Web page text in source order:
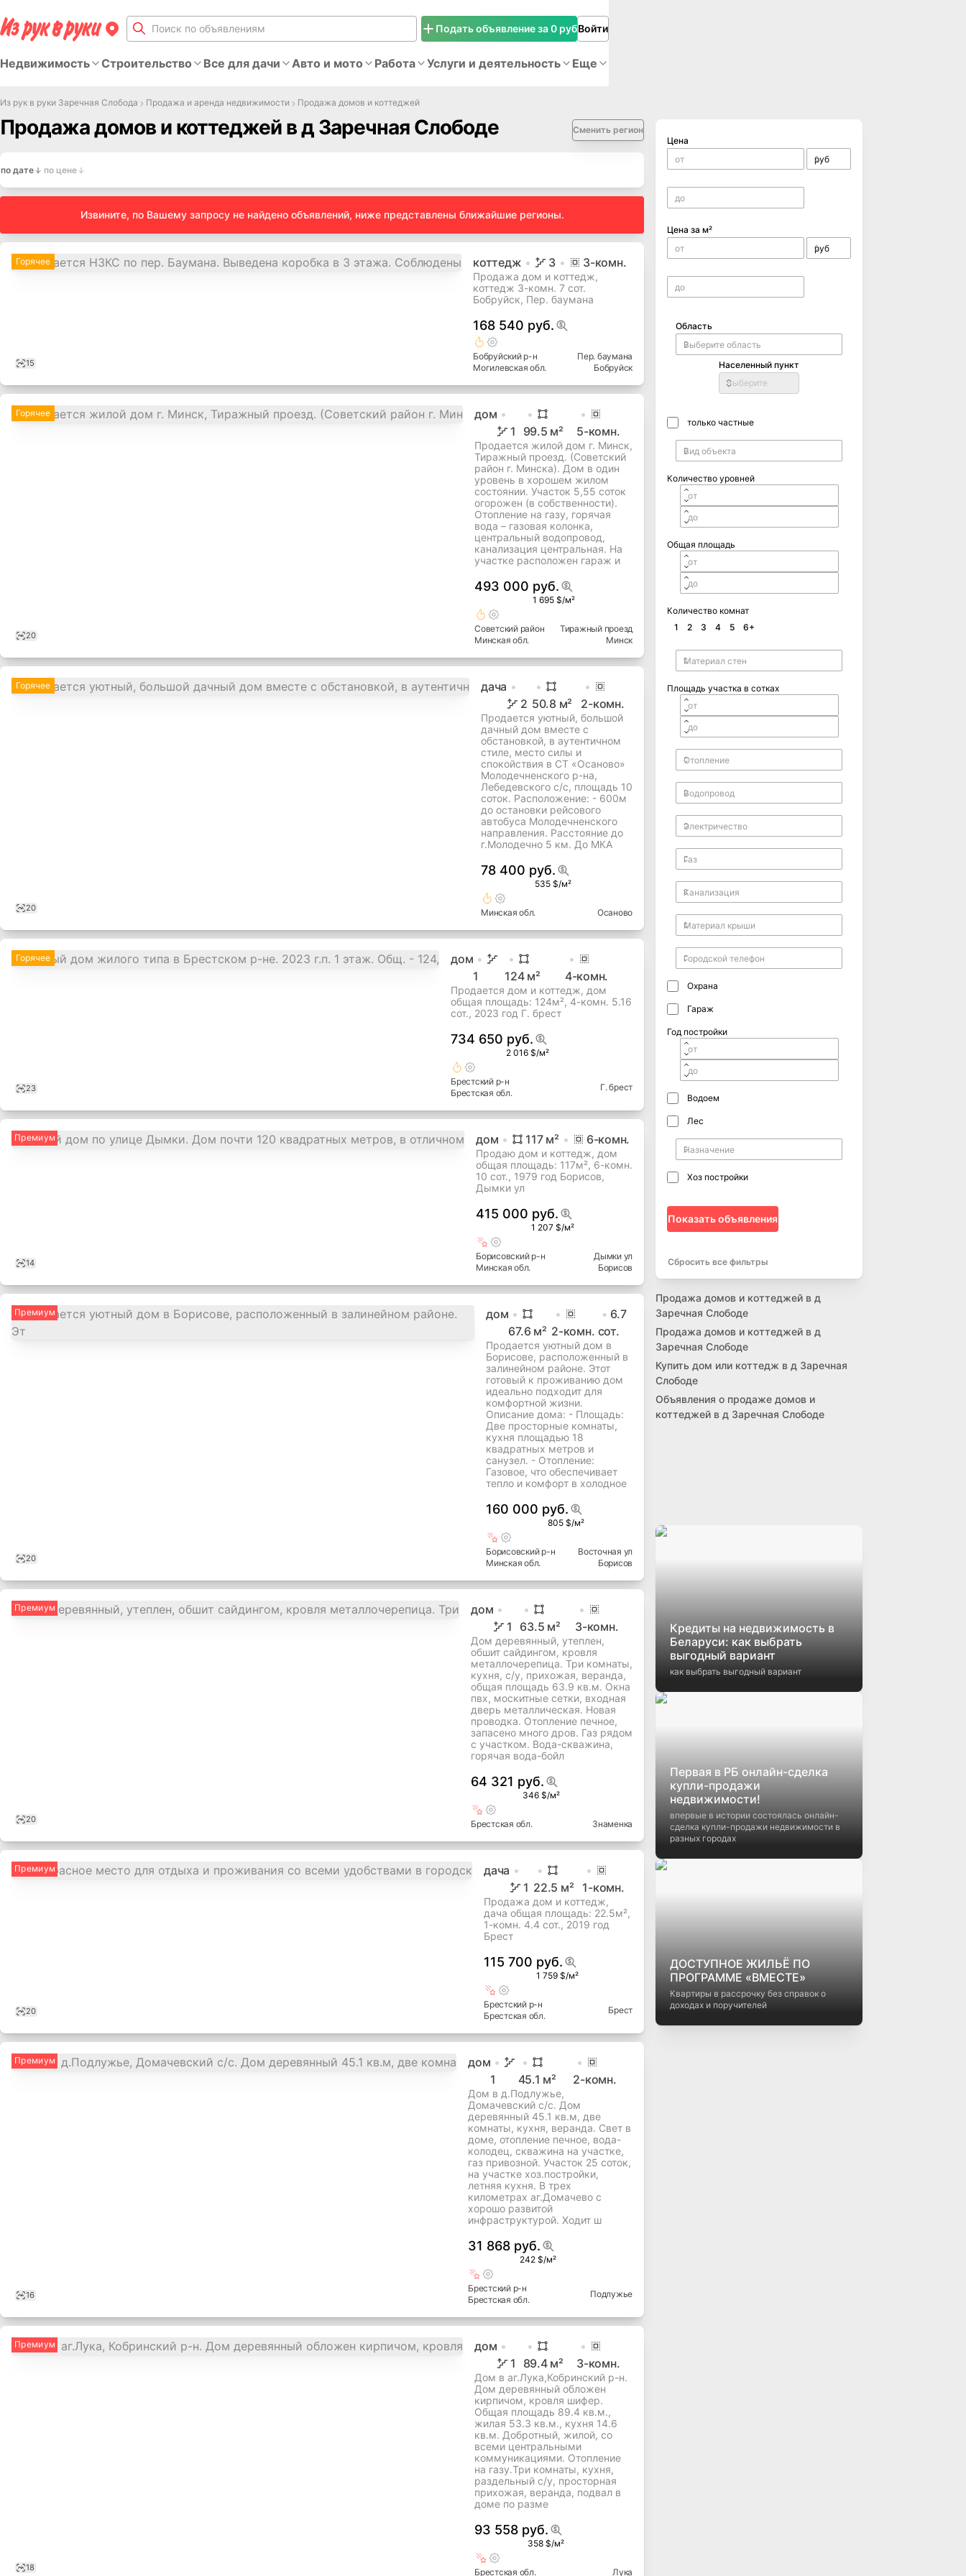
Подать объявление за 0 рубВойти
Недвижимость Строительство Все для дачи Авто и мото Работа Услуги и деятельность Еще
Из рук в руки Заречная Слобода Продажа и аренда недвижимости Продажа домов и коттеджей
Продажа домов и коттеджей в д Заречная Слободе Сменить регион
по дате по цене
Извините, по Вашему запросу не найдено объявлений, ниже представлены ближайшие регионы.
15
Горячее коттедж 3 3-комн.
Продажа дом и коттедж,
коттедж 3-комн. 7 сот.
Бобруйск, Пер. баумана
168 540 руб.
Бобруйскийр-н
Могилевская обл.
Пер. баумана
Бобруйск
20
Горячее
дом
1
99.5 м² 5-комн.
Продается жилой дом г. Минск,
Тиражный проезд. (Советский
район г. Минска). Дом в один
уровень в хорошем жилом
состоянии. Участок 5,55 соток
огорожен (в собственности).
Отопление на газу, горячая
вода – газовая колонка,
центральный водопровод,
канализация центральная. На
участке расположен гараж и
493 000 руб.
1 695 $/м²
Советскийрайон
Минская обл.
Тиражный проезд
Минск
20
Горячее
дача
2 50.8 м² 2-комн.
Продается уютный, большой
дачный дом вместе с
обстановкой, в аутентичном
стиле, место силы и
спокойствия в СТ «Осаново»
Молодечненского р-на,
Лебедевского с/с, площадь 10
соток. Расположение: - 600м
до остановки рейсового
автобуса Молодечненского
направления. Расстояние до
г.Молодечно 5 км. До МКА
78 400 руб.
535 $/м²
Минская обл. Осаново
23
Горячее
дом
1
124м² 4-комн.
Продается дом и коттедж, дом
общая площадь: 124м², 4-комн. 5.16
сот., 2023 год Г. брест
734 650 руб.
2 016 $/м²
Брестский р-н
Брестская обл.
Г. брест
14
Премиум дом 117м² 6-комн.
Продаю дом и коттедж, дом
общая площадь: 117м², 6-комн.
10 сот., 1979 год Борисов,
Дымки ул
415 000 руб.
1 207 $/м²
Борисовскийр-н
Минская обл.
Дымки ул
Борисов
20
Премиум
дом
67.6м² 2-комн.
6.7
сот.
Продается уютный дом в
Борисове, расположенный в
залинейном районе. Этот
готовый к проживанию дом
идеально подходит для
комфортной жизни.
Описание дома: - Площадь:
Две просторные комнаты,
кухня площадью 18
квадратных метров и
санузел. - Отопление:
Газовое, что обеспечивает
тепло и комфорт в холодное
160 000 руб.
805 $/м²
Борисовскийр-н
Минская обл.
Восточная ул
Борисов
20
Премиум
дом
1
63.5 м² 3-комн.
Дом деревянный, утеплен,
обшит сайдингом, кровля
металлочерепица. Три комнаты,
кухня, с/у, прихожая, веранда,
общая площадь 63.9 кв.м. Окна
пвх, москитные сетки, входная
дверь металлическая. Новая
проводка. Отопление печное,
запасено много дров. Газ рядом
с участком. Вода-скважина,
горячая вода-бойл
64 321 руб.
346 $/м²
Брестская обл. Знаменка
20
Премиум
дача
1 22.5 м² 1-комн.
Продажа дом и коттедж,
дача общая площадь: 22.5м²,
1-комн. 4.4 сот., 2019 год
Брест
115 700 руб.
1 759 $/м²
Брестскийр-н
Брестская обл.
Брест
16
Премиум
дом
1
45.1 м² 2-комн.
Дом в д.Подлужье,
Домачевский с/с. Дом
деревянный 45.1 кв.м, две
комнаты, кухня, веранда. Свет в
доме, отопление печное, вода-
колодец, скважина на участке,
газ привозной. Участок 25 соток,
на участке хоз.постройки,
летняя кухня. В трех
километрах аг.Домачево с
хорошо развитой
инфраструктурой. Ходит ш
31 868 руб.
242 $/м²
Брестскийр-н
Брестская обл.
Подлужье
18
Премиум
дом
1
89.4м² 3-комн.
Дом в аг.Лука,Кобринский р-н.
Дом деревянный обложен
кирпичом, кровля шифер.
Общая площадь 89.4 кв.м.,
жилая 53.3 кв.м., кухня 14.6
кв.м. Добротный, жилой, со
всеми центральными
коммуникациями. Отопление
на газу.Три комнаты, кухня,
раздельный с/у, просторная
прихожая, веранда, подвал в
доме по разме
93 558 руб.
358 $/м²
Брестская обл. Лука
Цена
Цена за м²
Область
Населенный пункт
Выберите
только частные
Количество уровней
Общая площадь
Количество комнат
1
2 3 4 5 6+
Площадь участка в сотках
Охрана
Гараж
Год постройки
Водоем
Лес
Хоз постройки
Показать объявления
Сбросить все фильтры
Продажа домов и коттеджей в д
Заречная Слободе
Продажа домов и коттеджей в д
Заречная Слободе
Купить дом или коттедж в д Заречная
Слободе
Объявления о продаже домов и
коттеджей в д Заречная Слободе
Кредиты на недвижимость в
Беларуси: как выбрать
выгодный вариант
как выбрать выгодный вариант
Первая в РБ онлайн-сделка
купли-продажи
недвижимости!
впервые в истории состоялась онлайн-
сделка купли-продажи недвижимости в
разных городах
ДОСТУПНОЕ ЖИЛЬЁ ПО
ПРОГРАММЕ «ВМЕСТЕ»
Квартиры в рассрочку без справок о
доходах и поручителей